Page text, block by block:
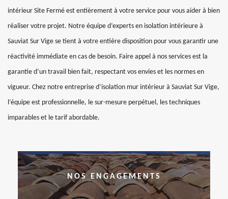
intérieur Site Fermé est entièrement à votre service pour vous aider à bien
réaliser votre projet. Notre équipe d’experts en isolation intérieure à
Sauviat Sur Vige se tient à votre entière disposition pour vous garantir une
réactivité immédiate en cas de besoin. Faire appel à nos services est la
garantie d’un travail bien fait, respectant vos envies et les normes en
vigueur. Chez notre entreprise d’isolation mur intérieur à Sauviat Sur Vige,
l’équipe est professionnelle, le sur-mesure perpétuel, les techniques
imparables et le tarif abordable.
NOS ENGAGEMENTS